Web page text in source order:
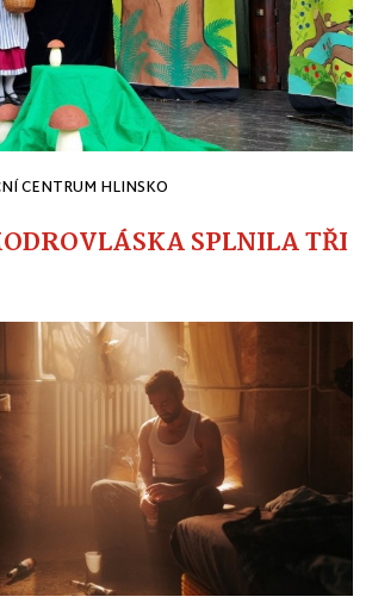
CENTRUM HLINSKO
SPLNILA